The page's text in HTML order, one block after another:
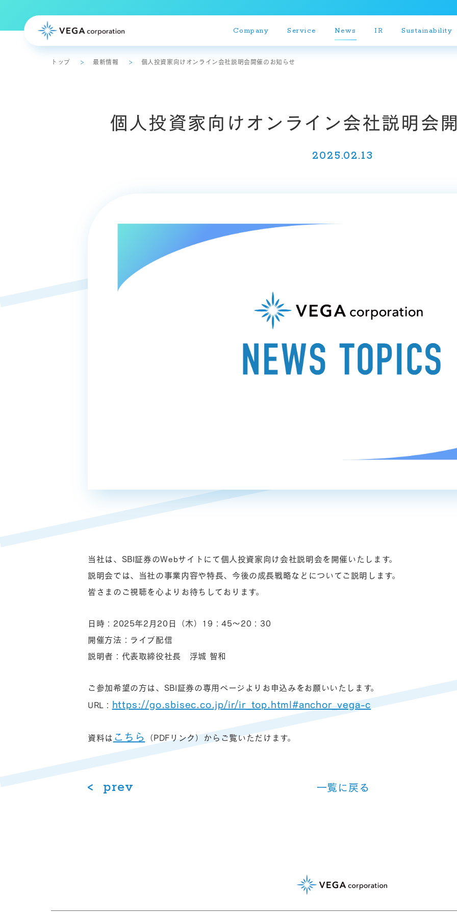
Company Service News IR
トップメッセージ
決算説明会資料
Sustainability
トップ 最新情報 個人投資家向けオンライン会社説明会開催のお知らせ
個人投資家向けオンライン会社説明会
2025.02.13
当社は、SBI証券のWebサイトにて個人投資家向け会社説明会を開催いたします。
説明会では、当社の事業内容や特長、今後の成長戦略などについてご説明します。
皆さまのご視聴を心よりお待ちしております。
日時：2025年2月20日（木）19：45～20：30
開催方法：ライブ配信
説明者：代表取締役社長 浮城 智和
ご参加希望の方は、SBI証券の専用ページよりお申込みをお願いいたします。
URL： https://go.sbisec.co.jp/ir/ir_top.html#anchor_vega-c
資料は こちら （PDFリンク）からご覧いただけます。
prev ⼀覧に戻る